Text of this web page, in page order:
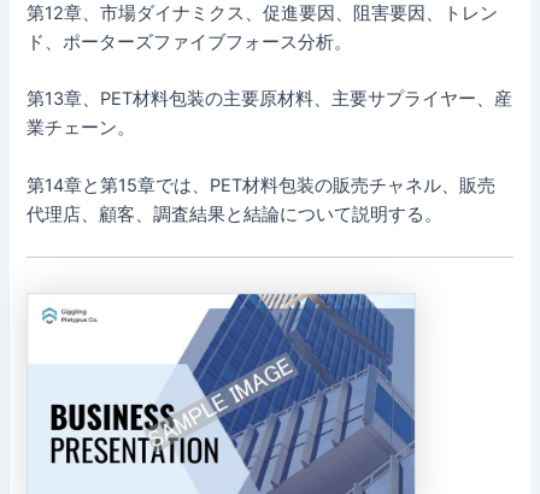
第12章、市場ダイナミクス、促進要因、阻害要因、トレン
ド、ポーターズファイブフォース分析。
第13章、PET材料包装の主要原材料、主要サプライヤー、産
業チェーン。
第14章と第15章では、PET材料包装の販売チャネル、販売
代理店、顧客、調査結果と結論について説明する。